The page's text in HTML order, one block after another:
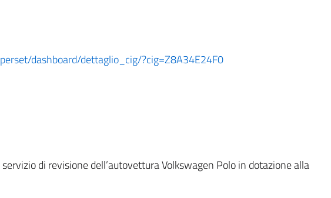
dashboard/dettaglio_cig/?cig=Z8A34E24F0
di revisione dell’autovettura Volkswagen Polo in dotazione alla